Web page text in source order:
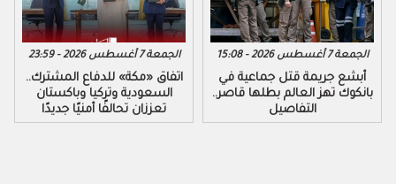
الجمعة 7 أغسطس 2026 - 23:59
اتفاق «مكة» للدفاع المشترك..
السعودية وتركيا وباكستان
تعززان تحالفًا أمنيًا جديدًا
الجمعة 7 أغسطس 2026 - 15:08
أبشع جريمة قتل جماعية في
بانكوك تهز العالم بطلها قاصر..
التفاصيل